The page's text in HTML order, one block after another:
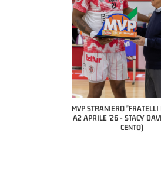
"FRATELLI BERETTA"
MVP "FRATELLI BERETTA"
DILAS B NAZIONALE
MARCO RESTELLI (TAV